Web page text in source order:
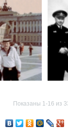
Показаны 1-16 из